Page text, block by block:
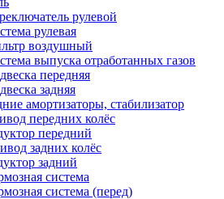
рулевой
рулевая
воздушный
выпуска отработанных газов
передняя
задняя
амортизаторы, стабилизатор
передних колёс
передний
задних колёс
задний
система
система (перед)